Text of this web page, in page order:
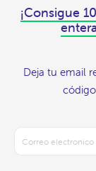
¡Consigue
Deja tu email